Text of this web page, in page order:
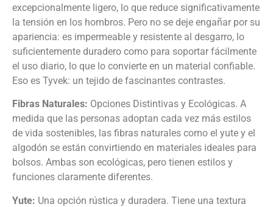
excepcionalmente ligero, lo que reduce significativamente
la tensión en los hombros. Pero no se deje engañar por su
apariencia: es impermeable y resistente al desgarro, lo
suficientemente duradero como para soportar fácilmente
el uso diario, lo que lo convierte en un material confiable.
Eso es Tyvek: un tejido de fascinantes contrastes.
Fibras Naturales: Opciones Distintivas y Ecológicas. A
medida que las personas adoptan cada vez más estilos
de vida sostenibles, las fibras naturales como el yute y el
algodón se están convirtiendo en materiales ideales para
bolsos. Ambas son ecológicas, pero tienen estilos y
funciones claramente diferentes.
Yute: Una opción rústica y duradera. Tiene una textura